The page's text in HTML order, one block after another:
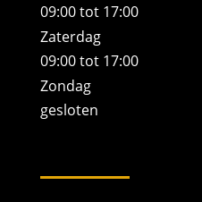
09:00 tot 17:00
Zaterdag
09:00 tot 17:00
Zondag
gesloten